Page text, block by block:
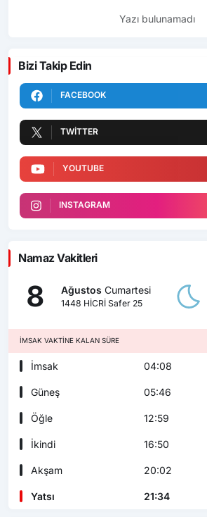
Yazı bulunamadı
Bizi Takip Edin
FACEBOOK
TWITTER
YOUTUBE
INSTAGRAM
Namaz Vakitleri
8 Ağustos Cumartesi
1448 HİCRİ Safer 25
İMSAK VAKTINE KALAN SÜRE
İmsak 04:08
Güneş 05:46
Öğle 12:59
İkindi 16:50
Akşam 20:02
Yatsı 21:34